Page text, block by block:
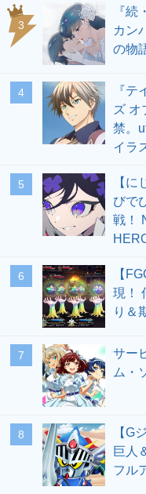
3
『
カン
の物
4
『
ズ オ
禁。
イラ
5
【
びで
戦！
6
【
現！
り＆
7
サー
ム・
8
【G
巨人
フル